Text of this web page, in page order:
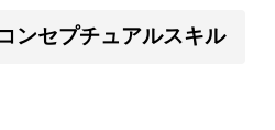
ンセプチュアルスキル